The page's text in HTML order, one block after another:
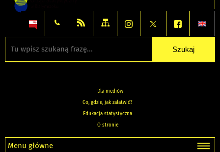
czarnymczarnymżółtym
Dla mediów
Co, gdzie, jak załatwić?
Edukacja statystyczna
O stronie
Menu główne